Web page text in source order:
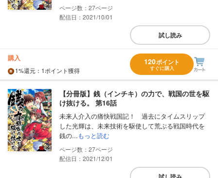
27
配信日：2021/10/01
試し読み
購入
1%還元 ：1ポイント獲得
120ポイント
すぐに購入
【分冊版】銭（インチキ）の力で、戦国の世を駆
け抜ける。 第16話
未来人介入の痛快戦国記！ 過去にタイムスリップ
した光輝は、未来技術を駆使して荒ぶる戦国時代を
銭の...もっと読む
27
配信日：2021/12/01